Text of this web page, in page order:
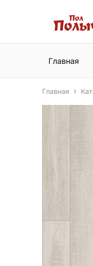
Пол
Полыч
Плиткин
Сеть
магазинов
и
Главная
Главная